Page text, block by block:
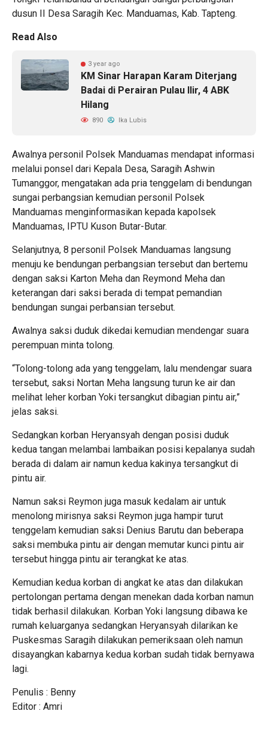
dusun II Desa Saragih Kec. Manduamas, Kab. Tapteng.
Read Also
3 year ago
KM Sinar Harapan Karam Diterjang
Badai di Perairan Pulau Ilir, 4 ABK
Hilang
890 Ika Lubis
Awalnya personil Polsek Manduamas mendapat informasi
melalui ponsel dari Kepala Desa, Saragih Ashwin
Tumanggor, mengatakan ada pria tenggelam di bendungan
sungai perbangsian kemudian personil Polsek
Manduamas menginformasikan kepada kapolsek
Manduamas, IPTU Kuson Butar-Butar.
Selanjutnya, 8 personil Polsek Manduamas langsung
menuju ke bendungan perbangsian tersebut dan bertemu
dengan saksi Karton Meha dan Reymond Meha dan
keterangan dari saksi berada di tempat pemandian
bendungan sungai perbansian tersebut.
Awalnya saksi duduk dikedai kemudian mendengar suara
perempuan minta tolong.
“Tolong-tolong ada yang tenggelam, lalu mendengar suara
tersebut, saksi Nortan Meha langsung turun ke air dan
melihat leher korban Yoki tersangkut dibagian pintu air,”
jelas saksi.
Sedangkan korban Heryansyah dengan posisi duduk
kedua tangan melambai lambaikan posisi kepalanya sudah
berada di dalam air namun kedua kakinya tersangkut di
pintu air.
Namun saksi Reymon juga masuk kedalam air untuk
menolong mirisnya saksi Reymon juga hampir turut
tenggelam kemudian saksi Denius Barutu dan beberapa
saksi membuka pintu air dengan memutar kunci pintu air
tersebut hingga pintu air terangkat ke atas.
Kemudian kedua korban di angkat ke atas dan dilakukan
pertolongan pertama dengan menekan dada korban namun
tidak berhasil dilakukan. Korban Yoki langsung dibawa ke
rumah keluarganya sedangkan Heryansyah dilarikan ke
Puskesmas Saragih dilakukan pemeriksaan oleh namun
disayangkan kabarnya kedua korban sudah tidak bernyawa
lagi.
Penulis : Benny
Editor : Amri